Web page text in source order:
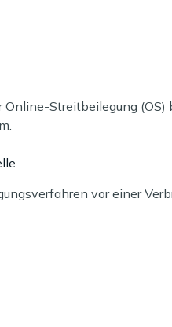
Streitbeilegung (OS)
vor einer